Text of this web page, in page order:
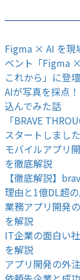
Figma × AI を現
ベント「Figma
これから」に登
AIが写真を採点
込んでみた話
「BRAVE
スタートしました
モバイルアプリ
を徹底解説
【徹底解説】
理由と1億DL超
業務アプリ開発
を解説
IT企業の面白い
を解説
アプリ開発の外